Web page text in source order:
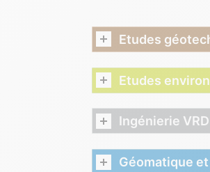
Etudes
Etudes
Ingénierie
Géomatique